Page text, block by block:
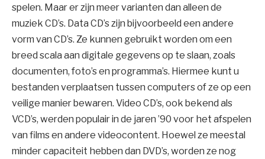
spelen. Maar er zijn meer varianten dan alleen de
muziek CD’s. Data CD’s zijn bijvoorbeeld een andere
vorm van CD’s. Ze kunnen gebruikt worden om een
breed scala aan digitale gegevens op te slaan, zoals
documenten, foto’s en programma’s. Hiermee kunt u
bestanden verplaatsen tussen computers of ze op een
veilige manier bewaren. Video CD’s, ook bekend als
VCD’s, werden populair in de jaren ’90 voor het afspelen
van films en andere videocontent. Hoewel ze meestal
minder capaciteit hebben dan DVD’s, worden ze nog